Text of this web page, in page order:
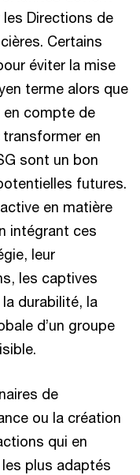
Directions de
Certains
éviter la mise
terme alors que
en compte de
en
sont un bon
futures.
en matière
intégrant ces
leur
les captives
durabilité, la
d’un groupe
de
ou la création
qui en
plus adaptés